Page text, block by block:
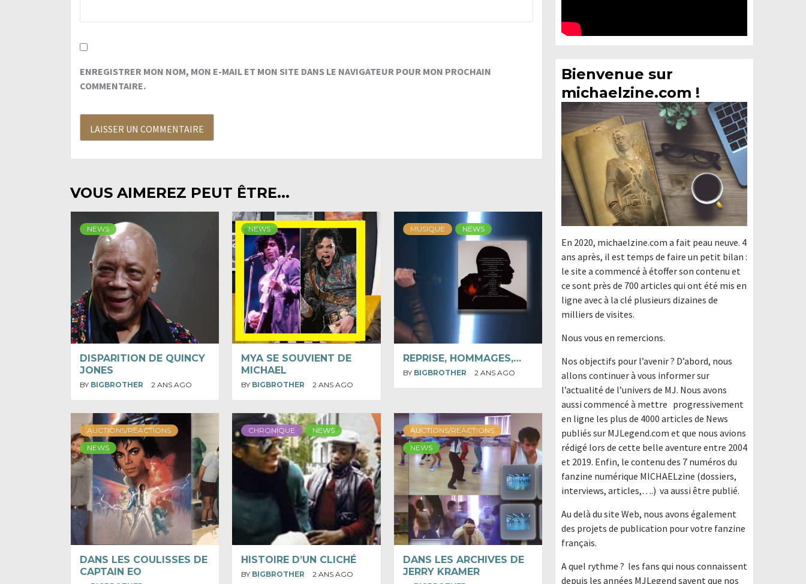
ENREGISTRER MON NOM, MON E-MAIL ET MON SITE DANS LE NAVIGATEUR POUR MON PROCHAIN
COMMENTAIRE.
VOUS AIMEREZ PEUT ÊTRE...
NEWS
DISPARITION DE QUINCY
JONES
BY BIGBROTHER 2 ANS AGO
NEWS
MYA SE SOUVIENT DE
MICHAEL
BY BIGBROTHER 2 ANS AGO
MUSIQUE NEWS
REPRISE, HOMMAGES,…
BY BIGBROTHER 2 ANS AGO
AUCTIONS/REACTIONS
NEWS
DANS LES COULISSES DE
CAPTAIN EO
CHRONIQUE NEWS
HISTOIRE D’UN CLICHÉ
BY BIGBROTHER 2 ANS AGO
AUCTIONS/REACTIONS
NEWS
DANS LES ARCHIVES DE
JERRY KRAMER
Bienvenue sur
michaelzine.com !
En 2020, michaelzine.com a fait peau neuve. 4
ans après, il est temps de faire un petit bilan :
le site a commencé à étoffer son contenu et
ce sont près de 700 articles qui ont été mis en
ligne avec à la clé plusieurs dizaines de
milliers de visites.
Nous vous en remercions.
Nos objectifs pour l’avenir ? D’abord, nous
allons continuer à vous informer sur
l’actualité de l’univers de MJ. Nous avons
aussi commencé à mettre progressivement
en ligne les plus de 4000 articles de News
publiés sur MJLegend.com et que nous avions
rédigé lors de cette belle aventure entre 2004
et 2019. Enfin, le contenu des 7 numéros du
fanzine numérique MICHAELzine (dossiers,
interviews, articles,….) va aussi être publié.
Au delà du site Web, nous avons également
des projets de publication pour votre fanzine
français.
A quel rythme ? les fans qui nous connaissent
depuis les années MJLegend savent que nos